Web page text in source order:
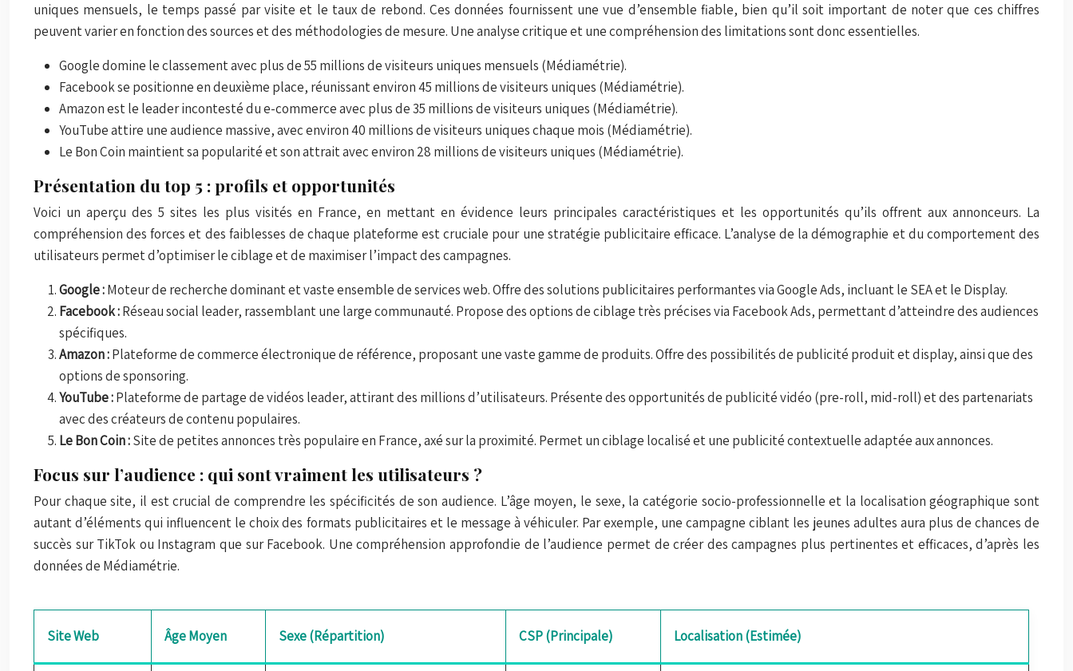
uniques mensuels, le temps passé par visite et le taux de rebond. Ces données fournissent une vue d’ensemble fiable, bien qu’il soit important de noter que ces chiffres
peuvent varier en fonction des sources et des méthodologies de mesure. Une analyse critique et une compréhension des limitations sont donc essentielles.
Google domine le classement avec plus de 55 millions de visiteurs uniques mensuels (Médiamétrie).
Facebook se positionne en deuxième place, réunissant environ 45 millions de visiteurs uniques (Médiamétrie).
Amazon est le leader incontesté du e-commerce avec plus de 35 millions de visiteurs uniques (Médiamétrie).
YouTube attire une audience massive, avec environ 40 millions de visiteurs uniques chaque mois (Médiamétrie).
Le Bon Coin maintient sa popularité et son attrait avec environ 28 millions de visiteurs uniques (Médiamétrie).
Présentation du top 5 : profils et opportunités
Voici un aperçu des 5 sites les plus visités en France, en mettant en évidence leurs principales caractéristiques et les opportunités qu’ils offrent aux annonceurs. La
compréhension des forces et des faiblesses de chaque plateforme est cruciale pour une stratégie publicitaire efficace. L’analyse de la démographie et du comportement des
utilisateurs permet d’optimiser le ciblage et de maximiser l’impact des campagnes.
Google :Moteur de recherche dominant et vaste ensemble de services web. Offre des solutions publicitaires performantes via Google Ads, incluant le SEA et le Display.
Facebook :Réseau social leader, rassemblant une large communauté. Propose des options de ciblage très précises via Facebook Ads, permettant d’atteindre des audiences
spécifiques.
Amazon :Plateforme de commerce électronique de référence, proposant une vaste gamme de produits. Offre des possibilités de publicité produit et display, ainsi que des
options de sponsoring.
YouTube :Plateforme de partage de vidéos leader, attirant des millions d’utilisateurs. Présente des opportunités de publicité vidéo (pre-roll, mid-roll) et des partenariats
avec des créateurs de contenu populaires.
Le Bon Coin :Site de petites annonces très populaire en France, axé sur la proximité. Permet un ciblage localisé et une publicité contextuelle adaptée aux annonces.
Focus sur l’audience : qui sont vraiment les utilisateurs ?
Pour chaque site, il est crucial de comprendre les spécificités de son audience. L’âge moyen, le sexe, la catégorie socio-professionnelle et la localisation géographique sont
autant d’éléments qui influencent le choix des formats publicitaires et le message à véhiculer. Par exemple, une campagne ciblant les jeunes adultes aura plus de chances de
succès sur TikTok ou Instagram que sur Facebook. Une compréhension approfondie de l’audience permet de créer des campagnes plus pertinentes et efficaces, d’après les
données de Médiamétrie.
Site Web Âge Moyen Sexe (Répartition) CSP (Principale) Localisation (Estimée)